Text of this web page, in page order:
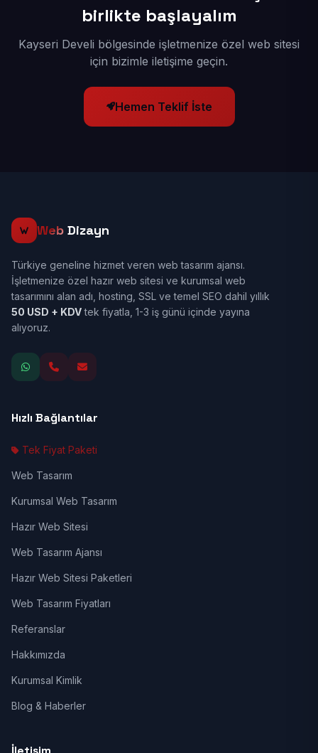
birlikte başlayalım
Kayseri Develi bölgesinde işletmenize özel web sitesi
için bizimle iletişime geçin.
Hemen Teklif İste
Web Dizayn
Türkiye geneline hizmet veren web tasarım ajansı.
İşletmenize özel hazır web sitesi ve kurumsal web
tasarımını alan adı, hosting, SSL ve temel SEO dahil yıllık
50 USD + KDVtek fiyatla, 1-3 iş günü içinde yayına
alıyoruz.
Hızlı Bağlantılar
Tek Fiyat Paketi
Web Tasarım
Kurumsal Web Tasarım
Hazır Web Sitesi
Web Tasarım Ajansı
Hazır Web Sitesi Paketleri
Web Tasarım Fiyatları
Referanslar
Hakkımızda
Kurumsal Kimlik
Blog & Haberler